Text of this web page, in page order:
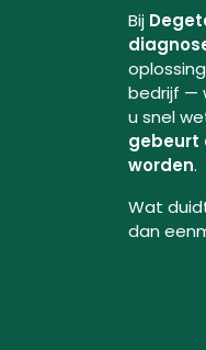
Bij
bedrijf —
u snel
gebeurt
worden.
Wat
dan